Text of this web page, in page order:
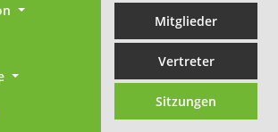
Mitglieder
Vertreter
Sitzungen